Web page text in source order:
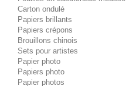
Carton ondulé
Papiers brillants
Papiers crépons
Brouillons chinois
Sets pour artistes
Papier photo
Papiers photo
Papier photos